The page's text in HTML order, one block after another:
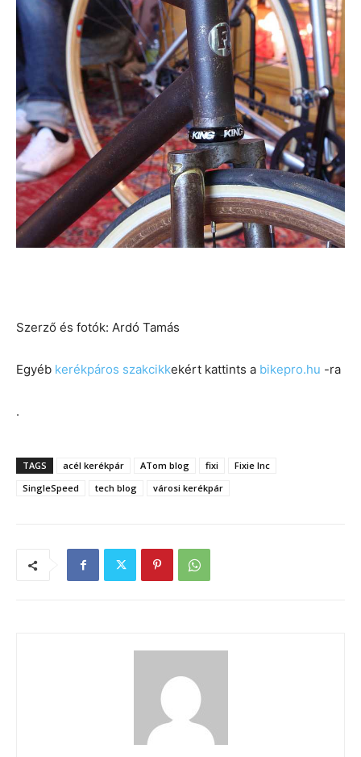
Szerző és fotók: Ardó Tamás
Egyéb kerékpáros szakcikkekért kattints a bikepro.hu -ra
.
TAGS acél kerékpár ATom blog fixi
Fixie Inc
SingleSpeed
tech blog városi kerékpár